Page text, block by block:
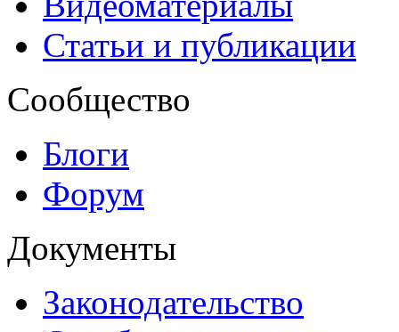
Статьи и публикации
Сообщество
Блоги
Форум
Документы
Законодательство